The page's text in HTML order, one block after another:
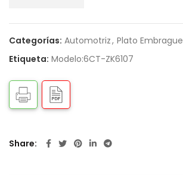
Categorías: Automotriz, Plato Embrague
Etiqueta: Modelo:6CT-ZK6107
Share